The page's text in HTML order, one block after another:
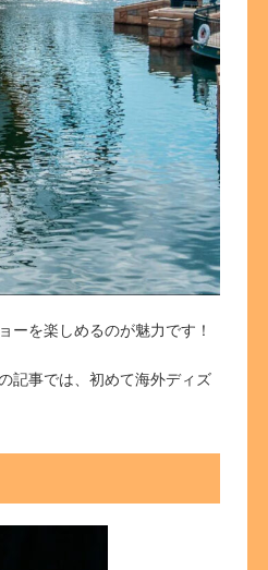
ーを楽しめるのが魅力です！
記事では、初めて海外ディズ